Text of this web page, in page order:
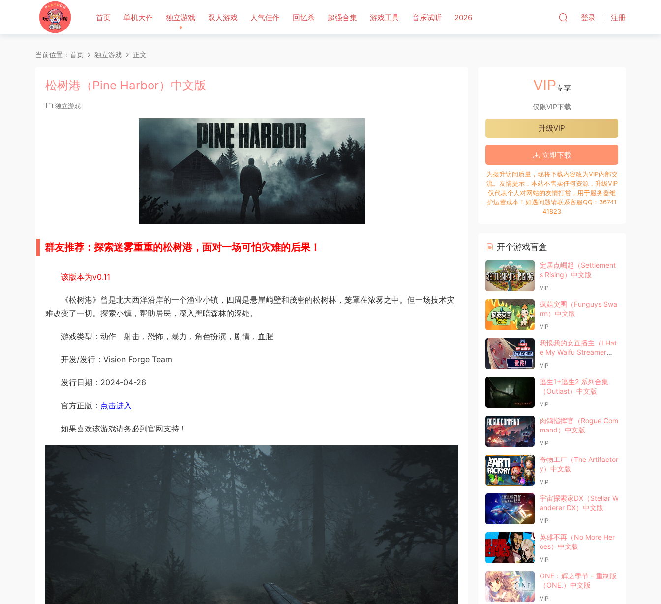
首页 单机大作 独立游戏 双人游戏 人气佳作 回忆杀 超强合集 游戏工具 音乐试听 2026 登录 注册
当前位置： 首页 独立游戏 正文
松树港（Pine Harbor）中文版
独立游戏
群友推荐：探索迷雾重重的松树港，面对一场可怕灾难的后果！
该版本为v0.11
《松树港》曾是北大西洋沿岸的一个渔业小镇，四周是悬崖峭壁和茂密的松树林，笼罩在浓雾之中。但一场技术灾
难改变了一切。探索小镇，帮助居民，深入黑暗森林的深处。
游戏类型：动作，射击，恐怖，暴力，角色扮演，剧情，血腥
开发/发行：Vision Forge Team
发行日期：2024-04-26
官方正版： 点击进入
如果喜欢该游戏请务必到官网支持！
VIP专享
仅限VIP下载
升级VIP
立即下载
为提升访问质量，现将下载内容改为VIP内部交
流。友情提示，本站不售卖任何资源，升级VIP
仅代表个人对网站的友情打赏，用于服务器维
护运营成本！如遇问题请联系客服QQ：36741
41823
开个游戏盲盒
定居点崛起（Settlement
s Rising）中文版
VIP
疯菇突围（Funguys Swa
rm）中文版
VIP
我恨我的女直播主（I Hat
e My Waifu Streamer）
中文版
VIP
逃生1+逃生2 系列合集
（Outlast）中文版
VIP
肉鸽指挥官（Rogue Com
mand）中文版
VIP
奇物工厂（The Artifactor
y）中文版
VIP
宇宙探索家DX（Stellar W
anderer DX）中文版
VIP
英雄不再（No More Her
oes）中文版
VIP
ONE：辉之季节 – 重制版
（ONE.）中文版
VIP